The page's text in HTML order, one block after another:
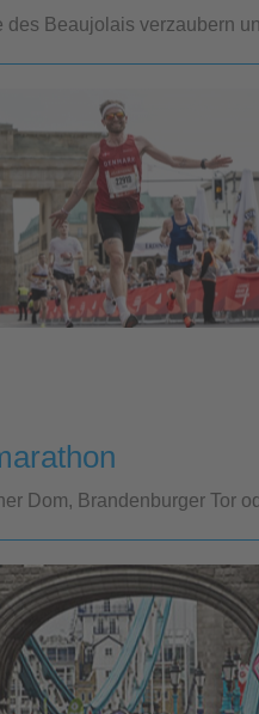
des Beaujolais verzaubern
Dom, Brandenburger Tor